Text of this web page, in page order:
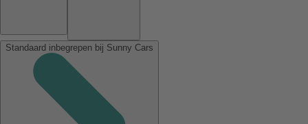
Standaard inbegrepen bij Sunny Cars